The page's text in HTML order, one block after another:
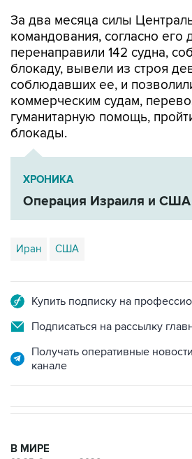
За два месяца силы
командования, согласно его
перенаправили 142 судна,
блокаду, вывели из строя
соблюдавших ее, и
коммерческим судам,
гуманитарную помощь,
блокады.
ХРОНИКА
Операция Израиля и США
Иран США
Купить подписку на
Подписаться на рассылку
Получать оперативные
канале
В МИРЕ